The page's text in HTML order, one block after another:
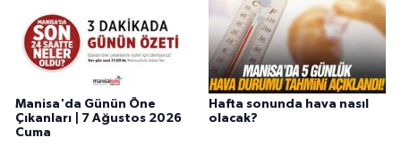
Manisa'da Günün Öne
Çıkanları | 7 Ağustos 2026
Cuma
Hafta sonunda hava nasıl
olacak?